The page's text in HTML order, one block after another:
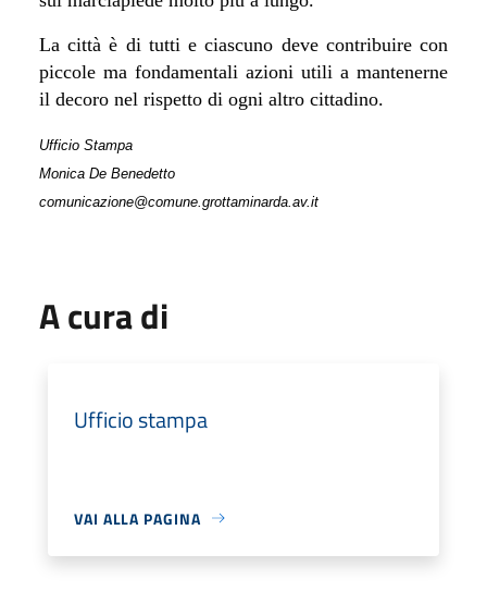
La città è di tutti e ciascuno deve contribuire con
piccole ma fondamentali azioni utili a mantenerne
il decoro nel rispetto di ogni altro cittadino.
Ufficio Stampa
Monica De Benedetto
comunicazione@comune.grottaminarda.av.it
A cura di
Ufficio stampa
VAI ALLA PAGINA